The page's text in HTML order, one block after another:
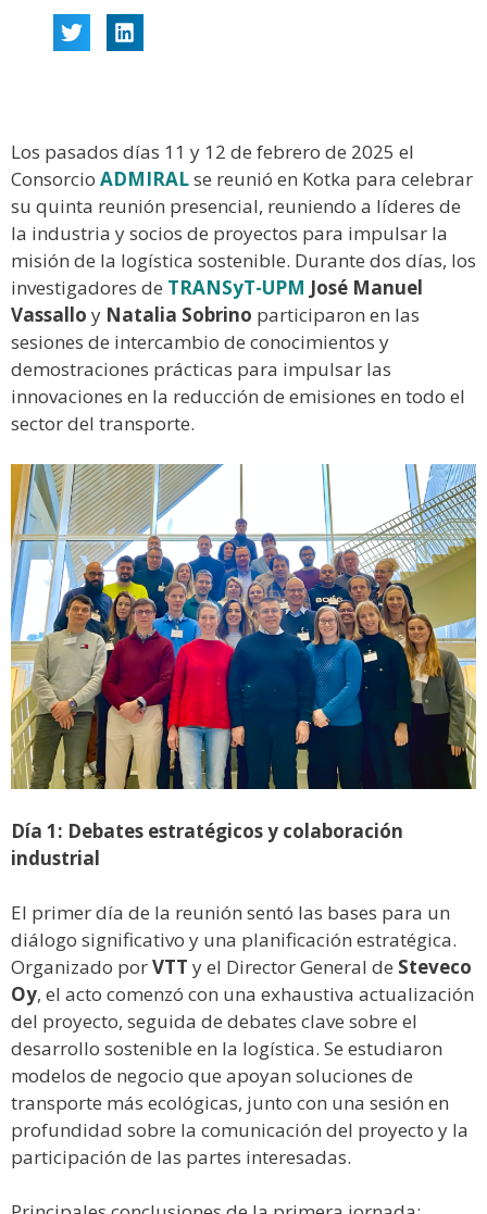
Los pasados días 11 y 12 de febrero de 2025 el
Consorcio ADMIRALse reunió en Kotka para celebrar
su quinta reunión presencial, reuniendo a líderes de
la industria y socios de proyectos para impulsar la
misión de la logística sostenible. Durante dos días, los
investigadores de TRANSyT-UPM José Manuel
Vassallo y Natalia Sobrino participaron en las
sesiones de intercambio de conocimientos y
demostraciones prácticas para impulsar las
innovaciones en la reducción de emisiones en todo el
sector del transporte.
Día 1: Debates estratégicos y colaboración
industrial
El primer día de la reunión sentó las bases para un
diálogo significativo y una planificación estratégica.
Organizado porVTT y el Director General de Steveco
Oy, el acto comenzó con una exhaustiva actualización
del proyecto, seguida de debates clave sobre el
desarrollo sostenible en la logística. Se estudiaron
modelos de negocio que apoyan soluciones de
transporte más ecológicas, junto con una sesión en
profundidad sobre la comunicación del proyecto y la
participación de las partes interesadas.